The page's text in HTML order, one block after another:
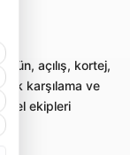
açılış, kortej,
karşılama ve
ekipleri